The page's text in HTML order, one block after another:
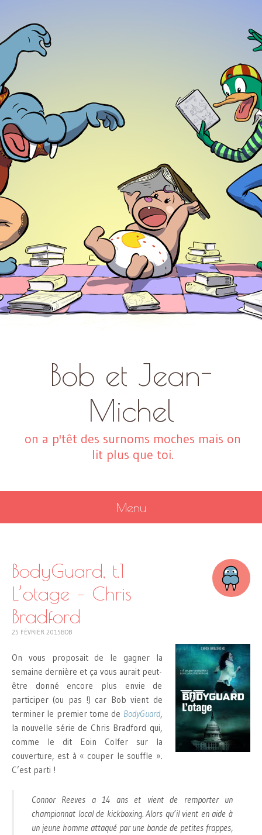
Bob et Jean-
Michel
on a p'têt des surnoms moches mais on
lit plus que toi.
Menu
CONTENT
BodyGuard, t.1
L’otage – Chris
Bradford
25 FÉVRIER 2015BOB
On vous proposait de le gagner la
semaine dernière et ça vous aurait peut-
être donné encore plus envie de
participer (ou pas !) car Bob vient de
terminer le premier tome de BodyGuard,
la nouvelle série de Chris Bradford qui,
comme le dit Eoin Colfer sur la
couverture, est à « couper le souffle ».
C’est parti !
Connor Reeves a 14 ans et vient de remporter un
championnat local de kickboxing. Alors qu’il vient en aide à
un jeune homme attaqué par une bande de petites frappes,